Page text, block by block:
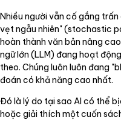
Nhiều người vẫn cố gắng
vẹt ngẫu nhiên" (stochastic
hoàn thành văn bản nâng
ngữ lớn (LLM) đang hoạt
theo. Chúng luôn luôn đang
đoán có khả năng cao nhất.
Đó là lý do tại sao AI có thể
hoặc giải thích một cuốn